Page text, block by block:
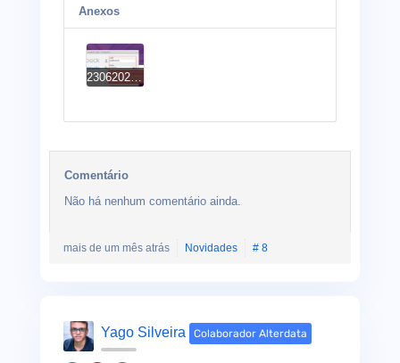
Anexos
23062026.png
Comentário
Não há nenhum comentário ainda.
mais de um mês atrás Novidades # 8
Yago Silveira Colaborador Alterdata